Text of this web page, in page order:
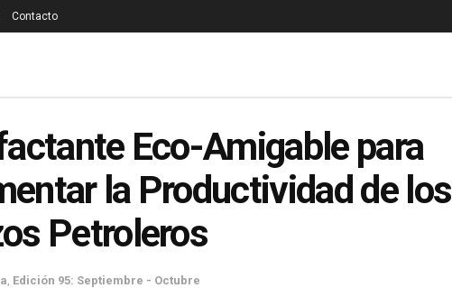
Contacto
Eco-Amigable para
la Productividad de los
Petroleros
Edición 95: Septiembre - Octubre